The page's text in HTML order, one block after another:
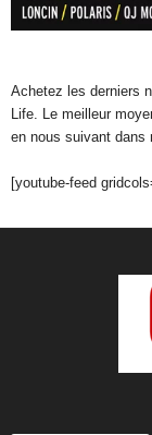
Achetez les derniers
Life. Le meilleur
en nous suivant dans
[youtube-feed